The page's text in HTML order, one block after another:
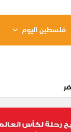
فلسطين اليوم